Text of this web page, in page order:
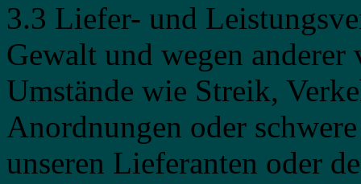
3.3 Liefer- und
Gewalt und wegen
Umstände wie Streik,
Anordnungen oder
unseren Lieferanten oder